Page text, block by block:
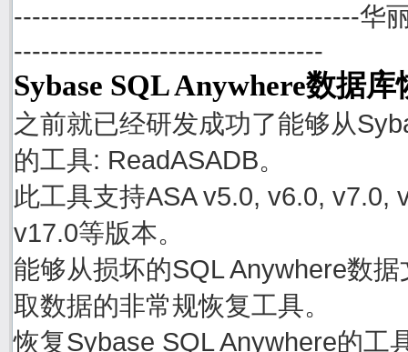
--------------------------------------华
----------------------------------
Sybase SQL Anywhere数据
之前就已经研发成功了能够从
的工具: ReadASADB。
此工具支持ASA v5.0, v6.0, v7.0,
v17.0等版本。
能够从损坏的SQL Anywhere数
取数据的非常规恢复工具。
恢复Sybase SQL Anywhere的工